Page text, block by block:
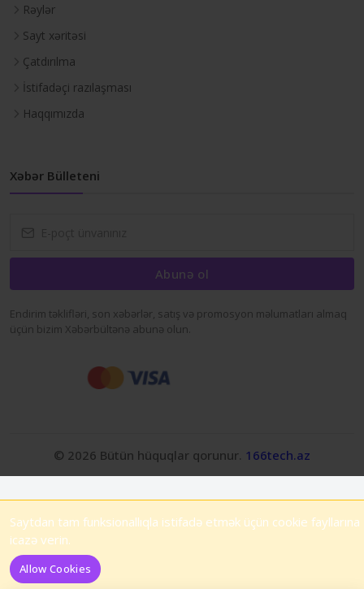
Rəylər
Sayt xəritəsi
Çatdırılma
İstifadəçi razılaşması
Haqqımızda
Xəbər Bülleteni
Abunə ol
Endirim təklifləri, son xəbərlər, satış və promosyon məlumatları almaq
üçün bizim Xəbərbültənə abunə olun.
© 2026 Bütün hüquqlar qorunur. 166tech.az
Saytdan tam funksionallıqla istifadə etmək üçün cookie fayllarına
icazə verin.
Allow Cookies